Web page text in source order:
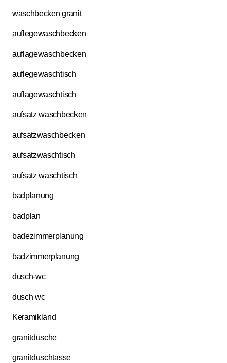
waschbecken granit
auflegewaschbecken
auflagewaschbecken
auflegewaschtisch
auflagewaschtisch
aufsatz waschbecken
aufsatzwaschbecken
aufsatzwaschtisch
aufsatz waschtisch
badplanung
badplan
badezimmerplanung
badzimmerplanung
dusch-wc
dusch wc
Keramikland
granitdusche
granitduschtasse